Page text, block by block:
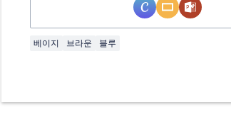
베이지 브라운 블루